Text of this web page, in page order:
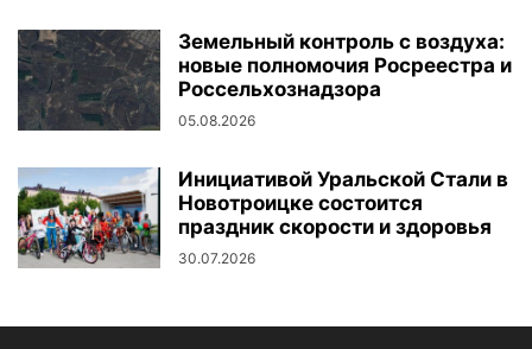
Земельный контроль с воздуха:
новые полномочия Росреестра и
Россельхознадзора
05.08.2026
Инициативой Уральской Стали в
Новотроицке состоится
праздник скорости и здоровья
30.07.2026